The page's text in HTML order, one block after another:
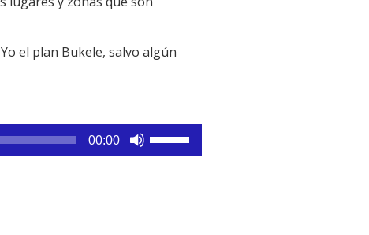
el plan Bukele, salvo algún
00:00